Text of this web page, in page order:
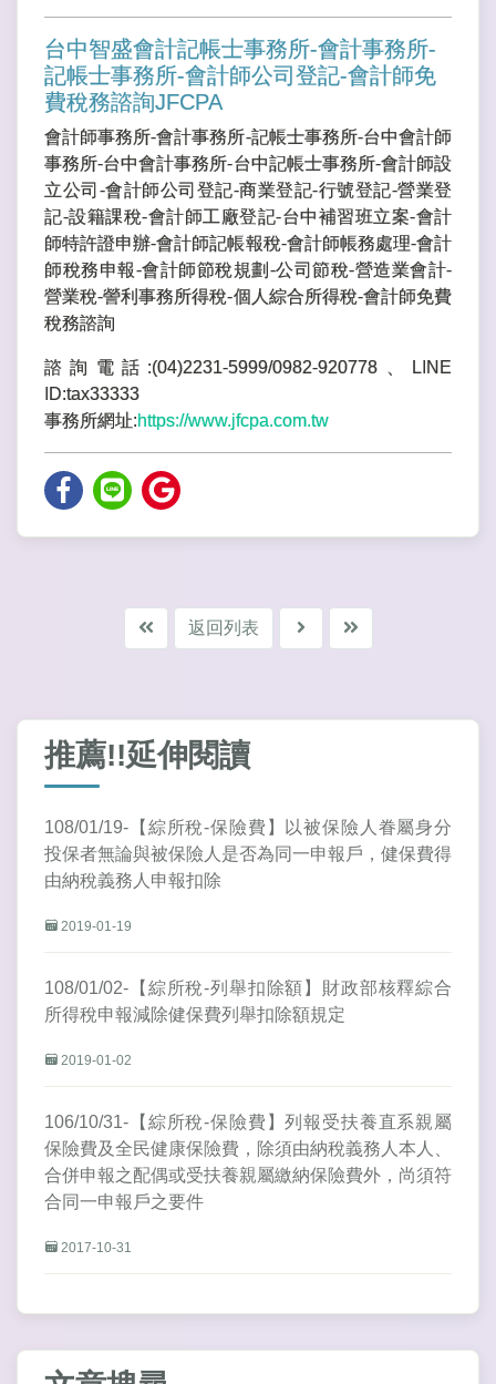
台中智盛會計記帳士事務所-會計事務所-
記帳士事務所-會計師公司登記-會計師免
費稅務諮詢JFCPA
會計師事務所-會計事務所-記帳士事務所-台中會計師
事務所-台中會計事務所-台中記帳士事務所-會計師設
立公司-會計師公司登記-商業登記-行號登記-營業登
記-設籍課稅-會計師工廠登記-台中補習班立案-會計
師特許證申辦-會計師記帳報稅-會計師帳務處理-會計
師稅務申報-會計師節稅規劃-公司節稅-營造業會計-
營業稅-謍利事務所得稅-個人綜合所得稅-會計師免費
稅務諮詢
諮詢電話:(04)2231-5999/0982-920778、LINE
ID:tax33333
事務所網址:https://www.jfcpa.com.tw
返回列表
推薦!!延伸閱讀
108/01/19-【綜所稅-保險費】以被保險人眷屬身分
投保者無論與被保險人是否為同一申報戶，健保費得
由納稅義務人申報扣除
2019-01-19
108/01/02-【綜所稅-列舉扣除額】財政部核釋綜合
所得稅申報減除健保費列舉扣除額規定
2019-01-02
106/10/31-【綜所稅-保險費】列報受扶養直系親屬
保險費及全民健康保險費，除須由納稅義務人本人、
合併申報之配偶或受扶養親屬繳納保險費外，尚須符
合同一申報戶之要件
2017-10-31